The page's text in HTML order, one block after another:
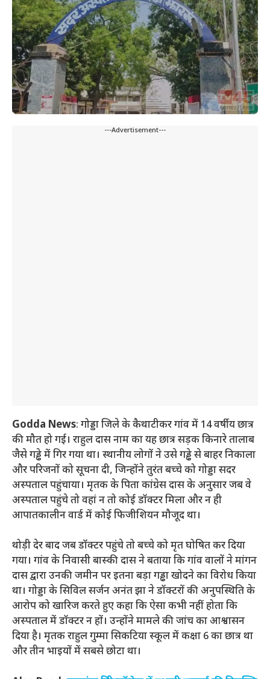
---Advertisement---
Godda News: गोड्डा जिले के कैथाटीकर गांव में 14 वर्षीय छात्र
की मौत हो गई। राहुल दास नाम का यह छात्र सड़क किनारे तालाब
जैसे गड्ढे में गिर गया था। स्थानीय लोगों ने उसे गड्ढे से बाहर निकाला
और परिजनों को सूचना दी, जिन्होंने तुरंत बच्चे को गोड्डा सदर
अस्पताल पहुंचाया। मृतक के पिता कांग्रेस दास के अनुसार जब वे
अस्पताल पहुंचे तो वहां न तो कोई डॉक्टर मिला और न ही
आपातकालीन वार्ड में कोई फिजीशियन मौजूद था।
थोड़ी देर बाद जब डॉक्टर पहुंचे तो बच्चे को मृत घोषित कर दिया
गया। गांव के निवासी बास्की दास ने बताया कि गांव वालों ने मांगन
दास द्वारा उनकी जमीन पर इतना बड़ा गड्ढा खोदने का विरोध किया
था। गोड्डा के सिविल सर्जन अनंत झा ने डॉक्टरों की अनुपस्थिति के
आरोप को खारिज करते हुए कहा कि ऐसा कभी नहीं होता कि
अस्पताल में डॉक्टर न हों। उन्होंने मामले की जांच का आश्वासन
दिया है। मृतक राहुल गुम्मा सिकटिया स्कूल में कक्षा 6 का छात्र था
और तीन भाइयों में सबसे छोटा था।